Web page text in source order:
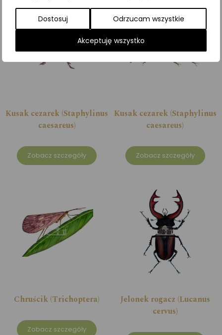
Dostosuj Odrzucam wszystkie
Akceptuję wszystko
Kusak cezarek (Staphylinus
caesareus)
Zobacz szczegóły
Kusak cezarek (Staphylinus
caesareus)
Zobacz szczegóły
Chruścik (Trichoptera)
Zobacz szczegóły
Jelonek rogacz (Lucanus
cervus)